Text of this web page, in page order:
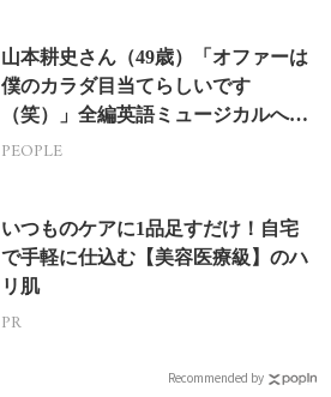
山本耕史さん（49歳）「オファーは
僕のカラダ目当てらしいです
（笑）」全編英語ミュージカルへの
挑戦
PEOPLE
いつものケアに1品足すだけ！自宅
で手軽に仕込む【美容医療級】のハ
リ肌
PR
Recommended by